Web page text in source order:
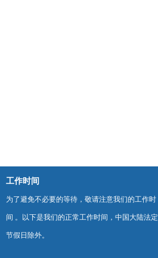
工作时间
为了避免不必要的等待，敬请注意我们的工作时
间 。以下是我们的正常工作时间，中国大陆法定
节假日除外。